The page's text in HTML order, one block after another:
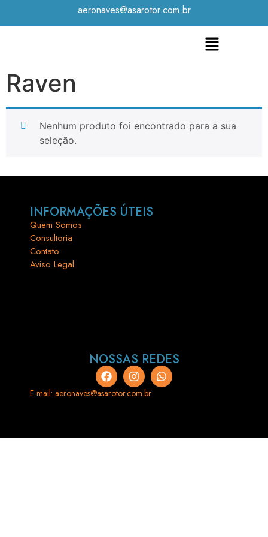
aeronaves@asarotor.com.br
Raven
Nenhum produto foi encontrado para a sua
seleção.
INFORMAÇÕES ÚTEIS
Quem Somos
Consultoria
Contato
Aviso Legal
NOSSAS REDES
E-mail: aeronaves@asarotor.com.br